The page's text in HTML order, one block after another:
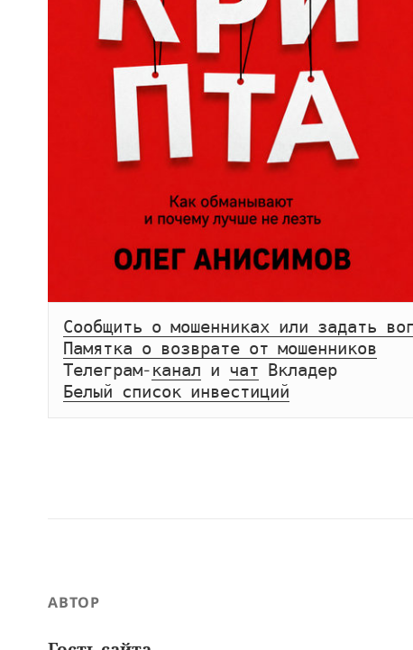
Сообщить о мошенниках или задать
Памятка о возврате от мошенников
Телеграм- канал и чат
Вкладер
Белый список инвестиций
АВТОР